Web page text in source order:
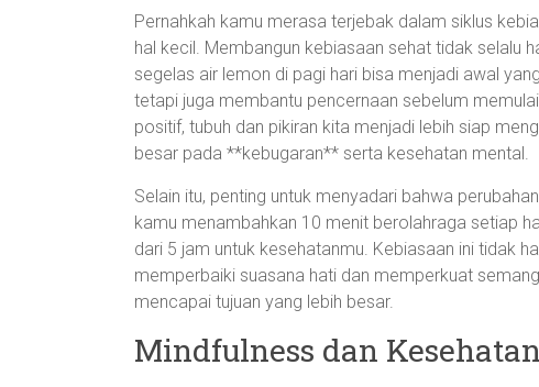
Pernahkah kamu merasa terjebak dalam siklus
hal kecil. Membangun kebiasaan sehat tidak selalu
segelas air lemon di pagi hari bisa menjadi awal
tetapi juga membantu pencernaan sebelum
positif, tubuh dan pikiran kita menjadi lebih siap
besar pada **kebugaran** serta kesehatan mental.
Selain itu, penting untuk menyadari bahwa
kamu menambahkan 10 menit berolahraga setiap
dari 5 jam untuk kesehatanmu. Kebiasaan ini tidak
memperbaiki suasana hati dan memperkuat
mencapai tujuan yang lebih besar.
Mindfulness dan